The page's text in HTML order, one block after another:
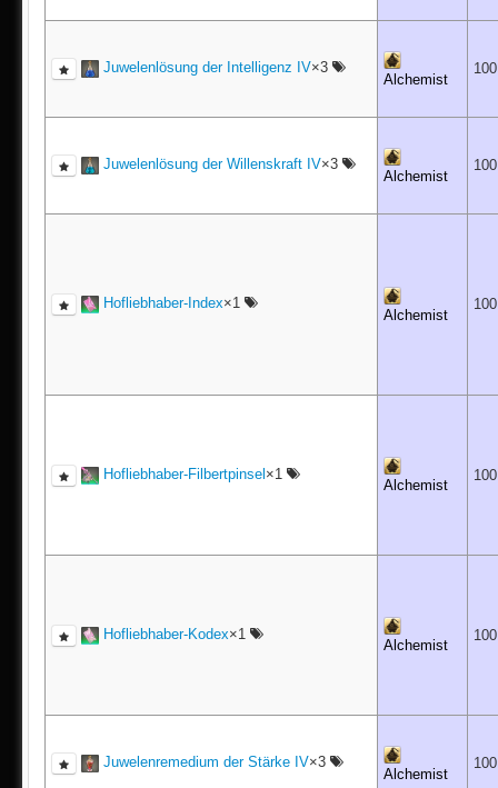
Juwelenlösung der Intelligenz IV×3
Alchemist
Juwelenlösung der Willenskraft IV×3
Alchemist
Hofliebhaber-Index×1
Alchemist
Hofliebhaber-Filbertpinsel ×1
Alchemist
Hofliebhaber-Kodex×1
Alchemist
Juwelenremedium der Stärke IV×3
Alchemist